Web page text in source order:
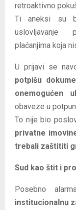
retroaktivno
Ti aneksi su
uslovljavanje
plaćanjima koja
U prijavi se
potpišu
onemogućen
obaveze u
To nije bio
privatne
trebali zaštititi
Sud kao štit i
Posebno
institucionalnu